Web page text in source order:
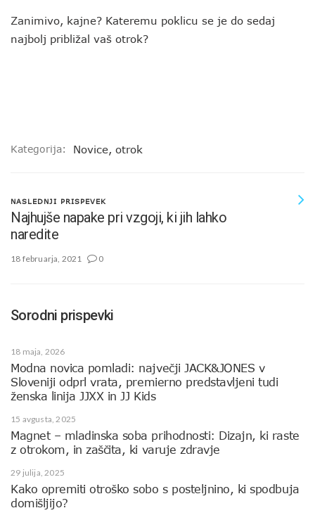
Zanimivo, kajne? Kateremu poklicu se je do sedaj
najbolj približal vaš otrok?
Kategorija: Novice, otrok
NASLEDNJI PRISPEVEK
Najhujše napake pri vzgoji, ki jih lahko
naredite
18 februarja, 2021 0
Sorodni prispevki
18 maja, 2026
Modna novica pomladi: največji JACK&JONES v
Sloveniji odprl vrata, premierno predstavljeni tudi
ženska linija JJXX in JJ Kids
15 avgusta, 2025
Magnet – mladinska soba prihodnosti: Dizajn, ki raste
z otrokom, in zaščita, ki varuje zdravje
29 julija, 2025
Kako opremiti otroško sobo s posteljnino, ki spodbuja
domišljijo?